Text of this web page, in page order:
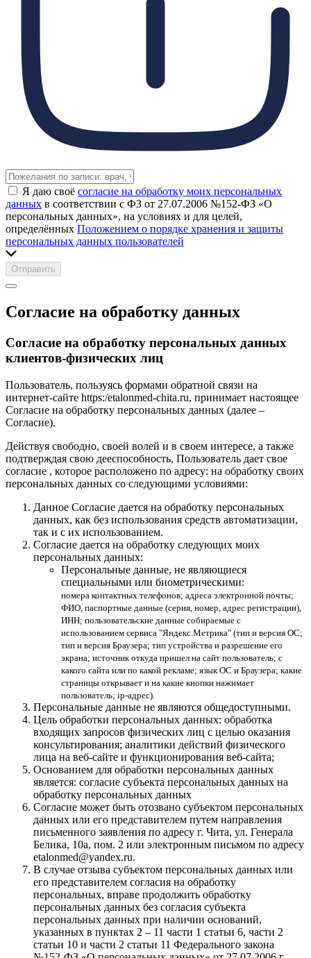
Я даю своё согласие на обработку моих персональных
данных в соответствии с ФЗ от 27.07.2006 №152-ФЗ «О
персональных данных», на условиях и для целей,
определённых Положением о порядке хранения и защиты
персональных данных пользователей
Отправить
Согласие на обработку данных
Согласие на обработку персональных данных
клиентов-физических лиц
Пользователь, пользуясь формами обратной связи на
интернет-сайте https:/etalonmed-chita.ru, принимает настоящее
Согласие на обработку персональных данных (далее –
Согласие).
Действуя свободно, своей волей и в своем интересе, а также
подтверждая свою дееспособность, Пользователь дает свое
согласие , которое расположено по адресу: на обработку своих
персональных данных со следующими условиями:
Данное Согласие дается на обработку персональных
данных, как без использования средств автоматизации,
так и с их использованием.
Согласие дается на обработку следующих моих
персональных данных:
Персональные данные, не являющиеся
специальными или биометрическими:
номера контактных телефонов; адреса электронной почты;
ФИО, паспортные данные (серия, номер, адрес регистрации),
ИНН; пользовательские данные собираемые с
использованием сервиса "Яндекс.Метрика" (тип и версия ОС;
тип и версия Браузера; тип устройства и разрешение его
экрана; источник откуда пришел на сайт пользователь; с
какого сайта или по какой рекламе; язык ОС и Браузера; какие
страницы открывает и на какие кнопки нажимает
пользователь; ip-адрес).
Персональные данные не являются общедоступными.
Цель обработки персональных данных: обработка
входящих запросов физических лиц с целью оказания
консультирования; аналитики действий физического
лица на веб-сайте и функционирования веб-сайта;
Основанием для обработки персональных данных
является: согласие субъекта персональных данных на
обработку персональных данных
Согласие может быть отозвано субъектом персональных
данных или его представителем путем направления
письменного заявления по адресу г. Чита, ул. Генерала
Белика, 10а, пом. 2 или электронным письмом по адресу
etalonmed@yandex.ru.
В случае отзыва субъектом персональных данных или
его представителем согласия на обработку
персональных, вправе продолжить обработку
персональных данных без согласия субъекта
персональных данных при наличии оснований,
указанных в пунктах 2 – 11 части 1 статьи 6, части 2
статьи 10 и части 2 статьи 11 Федерального закона